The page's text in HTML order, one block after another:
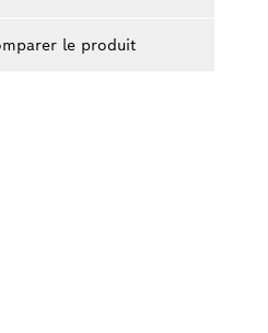
le produit